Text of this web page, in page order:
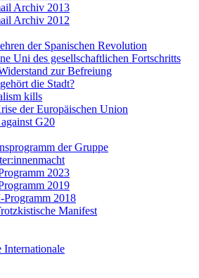
Archiv 2013
Archiv 2012
der Spanischen Revolution
Uni des gesellschaftlichen Fortschritts
zur Befreiung
die Stadt?
kills
der Europäischen Union
G20
der Gruppe
2023
2019
2018
Manifest